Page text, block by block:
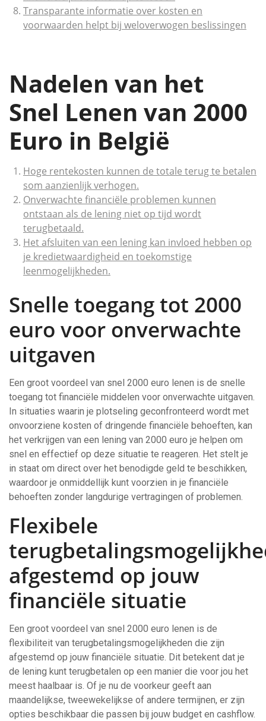
Transparante informatie over kosten en
voorwaarden helpt bij weloverwogen beslissingen
Nadelen van het
Snel Lenen van 2000
Euro in België
Hoge rentekosten kunnen de totale terug te betalen
som aanzienlijk verhogen.
Onverwachte financiële problemen kunnen
ontstaan als de lening niet op tijd wordt
terugbetaald.
Het afsluiten van een lening kan invloed hebben op
je kredietwaardigheid en toekomstige
leenmogelijkheden.
Snelle toegang tot 2000
euro voor onverwachte
uitgaven
Een groot voordeel van snel 2000 euro lenen is de snelle
toegang tot financiële middelen voor onverwachte uitgaven.
In situaties waarin je plotseling geconfronteerd wordt met
onvoorziene kosten of dringende financiële behoeften, kan
het verkrijgen van een lening van 2000 euro je helpen om
snel en effectief op deze situatie te reageren. Het stelt je
in staat om direct over het benodigde geld te beschikken,
waardoor je onmiddellijk kunt voorzien in je financiële
behoeften zonder langdurige vertragingen of problemen.
Flexibele
afgestemd op jouw
financiële situatie
Een groot voordeel van snel 2000 euro lenen is de
flexibiliteit van terugbetalingsmogelijkheden die zijn
afgestemd op jouw financiële situatie. Dit betekent dat je
de lening kunt terugbetalen op een manier die voor jou het
meest haalbaar is. Of je nu de voorkeur geeft aan
maandelijkse, tweewekelijkse of andere termijnen, er zijn
opties beschikbaar die passen bij jouw budget en cashflow.